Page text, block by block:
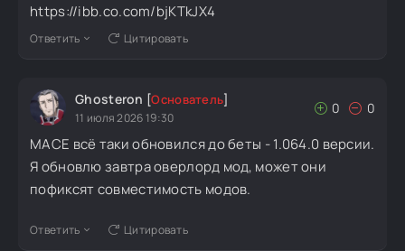
https://ibb.co.com/bjKTkJX4
Ответить Цитировать
Ghosteron [Основатель]
11 июля 2026 19:30
0 0
MACE всё таки обновился до беты - 1.064.0 версии.
Я обновлю завтра оверлорд мод, может они
пофиксят совместимость модов.
Ответить Цитировать